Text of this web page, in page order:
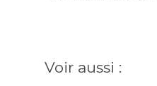
Voir aussi :